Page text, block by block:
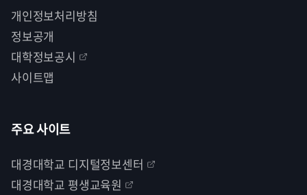
개인정보처리방침
정보공개
대학정보공시
사이트맵
주요 사이트
대경대학교 디지털정보센터
대경대학교 평생교육원